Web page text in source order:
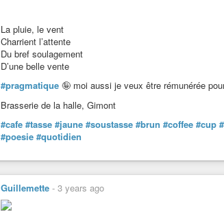
La pluie, le vent
Charrient l’attente
Du bref soulagement
D’une belle vente
#pragmatique 🤪 moi aussi je veux être rémunérée
Brasserie de la halle, Gimont
#cafe #tasse #jaune #soustasse #brun #coffee #cup
#poesie #quotidien
Guillemette - 3 years ago